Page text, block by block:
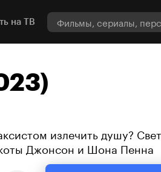
на ТВ
излечить душу?
Джонсон и Шона Пенна